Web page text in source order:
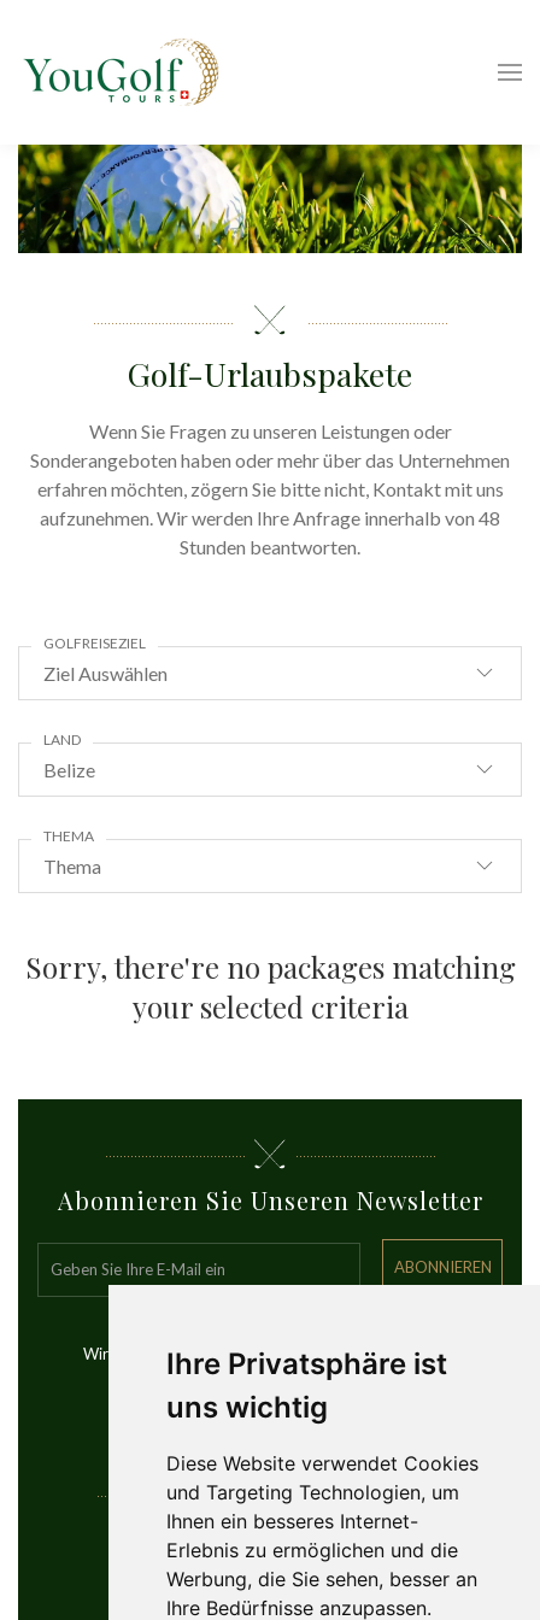
Ihre Privatsphäre ist
uns wichtig
Diese Website verwendet Cookies
und Targeting Technologien, um
Ihnen ein besseres Internet-
Erlebnis zu ermöglichen und die
Werbung, die Sie sehen, besser an
Ihre Bedürfnisse anzupassen.
Golf-Urlaubspakete
Wenn Sie Fragen zu unseren Leistungen oder
Sonderangeboten haben oder mehr über das Unternehmen
erfahren möchten, zögern Sie bitte nicht, Kontakt mit uns
aufzunehmen. Wir werden Ihre Anfrage innerhalb von 48
Stunden beantworten.
Ziel Auswählen
GOLFREISEZIEL
Belize
LAND
Thema
THEMA
Sorry, there're no packages matching
your selected criteria
Abonnieren Sie Unseren Newsletter
ABONNIEREN
Wir senden Ihnen Updates über die besten Golfreisen
Kontaktinformationen
YouGolfTours Sàrl